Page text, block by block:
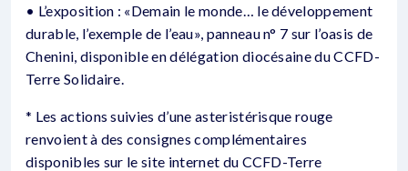
• L’exposition : «Demain le monde… le développement
durable, l’exemple de l’eau», panneau n° 7 sur l’oasis de
Chenini, disponible en délégation diocésaine du CCFD-
Terre Solidaire.
* Les actions suivies d’une asteristérisque rouge
renvoient à des consignes complémentaires
disponibles sur le site internet du CCFD-Terre